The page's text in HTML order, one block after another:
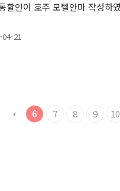
할인이 호주 모텔안마 작성하
04-21
6 7 8 9 10